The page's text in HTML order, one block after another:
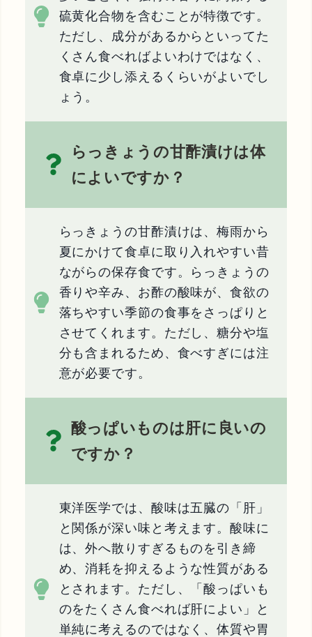
硫黄化合物を含むことが特徴です。
ただし、成分があるからといってた
くさん食べればよいわけではなく、
食卓に少し添えるくらいがよいでし
ょう。
らっきょうの甘酢漬けは体
によいですか？
らっきょうの甘酢漬けは、梅雨から
夏にかけて食卓に取り入れやすい昔
ながらの保存食です。らっきょうの
香りや辛み、お酢の酸味が、食欲の
落ちやすい季節の食事をさっぱりと
させてくれます。ただし、糖分や塩
分も含まれるため、食べすぎには注
意が必要です。
酸っぱいものは肝に良いの
ですか？
東洋医学では、酸味は五臓の「肝」
と関係が深い味と考えます。酸味に
は、外へ散りすぎるものを引き締
め、消耗を抑えるような性質がある
とされます。ただし、「酸っぱいも
のをたくさん食べれば肝によい」と
単純に考えるのではなく、体質や胃